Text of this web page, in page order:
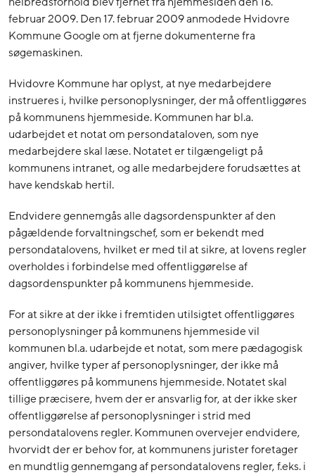
februar 2009. Den 17. februar 2009 anmodede Hvidovre
Kommune Google om at fjerne dokumenterne fra
søgemaskinen.
Hvidovre Kommune har oplyst, at nye medarbejdere
instrueres i, hvilke personoplysninger, der må offentliggøres
på kommunens hjemmeside. Kommunen har bl.a.
udarbejdet et notat om persondataloven, som nye
medarbejdere skal læse. Notatet er tilgængeligt på
kommunens intranet, og alle medarbejdere forudsættes at
have kendskab hertil.
Endvidere gennemgås alle dagsordenspunkter af den
pågældende forvaltningschef, som er bekendt med
persondatalovens, hvilket er med til at sikre, at lovens regler
overholdes i forbindelse med offentliggørelse af
dagsordenspunkter på kommunens hjemmeside.
For at sikre at der ikke i fremtiden utilsigtet offentliggøres
personoplysninger på kommunens hjemmeside vil
kommunen bl.a. udarbejde et notat, som mere pædagogisk
angiver, hvilke typer af personoplysninger, der ikke må
offentliggøres på kommunens hjemmeside. Notatet skal
tillige præcisere, hvem der er ansvarlig for, at der ikke sker
offentliggørelse af personoplysninger i strid med
persondatalovens regler. Kommunen overvejer endvidere,
hvorvidt der er behov for, at kommunens jurister foretager
en mundtlig gennemgang af persondatalovens regler, f.eks. i